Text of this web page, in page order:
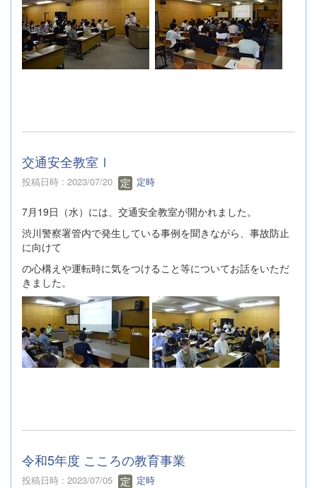
交通安全教室Ⅰ
投稿日時 : 2023/07/20 定時
7月19日（水）には、交通安全教室が開かれました。
渋川警察署管内で発生している事例を聞きながら、事故防止
に向けて
の心構えや運転時に気をつけること等についてお話をいただ
きました。
令和5年度 こころの教育事業
投稿日時 : 2023/07/05 定時